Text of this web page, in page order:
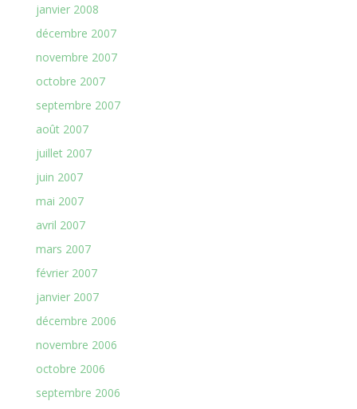
janvier 2008
décembre 2007
novembre 2007
octobre 2007
septembre 2007
août 2007
juillet 2007
juin 2007
mai 2007
avril 2007
mars 2007
février 2007
janvier 2007
décembre 2006
novembre 2006
octobre 2006
septembre 2006